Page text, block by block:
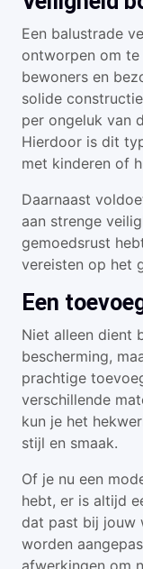
Een balustrade
ontworpen om
bewoners en
solide
per ongeluk van
Hierdoor is dit
met kinderen of
Daarnaast
aan strenge
gemoedsrust
vereisten op het
Een
Niet alleen dient
bescherming,
prachtige
verschillende
kun je het
stijl en smaak.
Of je nu een
hebt, er is altijd
dat past bij jouw
worden
afwerkingen om